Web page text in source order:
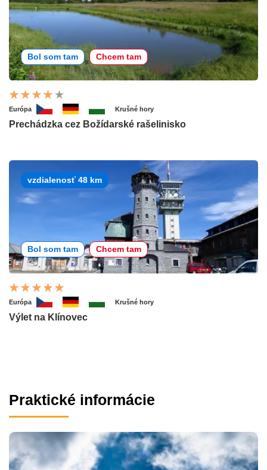
Bol som tam Chcem tam
Európa Krušné hory
Prechádzka cez Božídarské rašelinisko
vzdialenosť 48 km
Bol som tam Chcem tam
Európa Krušné hory
Výlet na Klínovec
Praktické informácie